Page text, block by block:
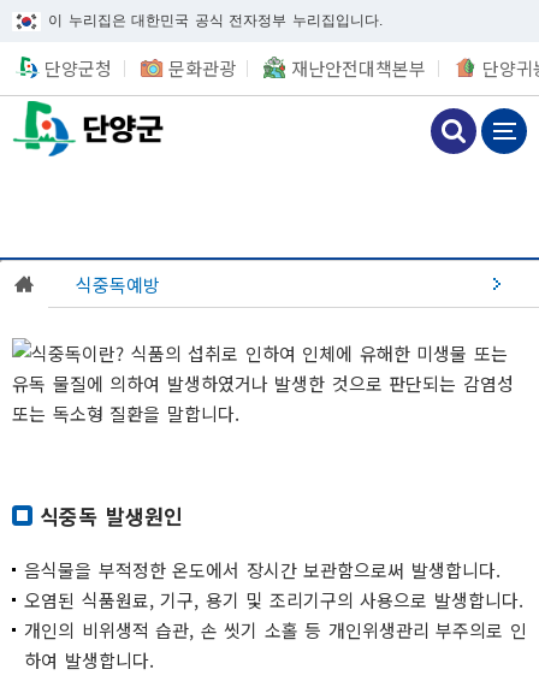
이 누리집은 대한민국 공식 전자정부 누리집입니다.
단양군청 문화관광 재난안전대책본부 단양귀
식중독예방
식중독 발생원인
음식물을 부적정한 온도에서 장시간 보관함으로써 발생합니다.
오염된 식품원료, 기구, 용기 및 조리기구의 사용으로 발생합니다.
개인의 비위생적 습관, 손 씻기 소홀 등 개인위생관리 부주의로 인
하여 발생합니다.